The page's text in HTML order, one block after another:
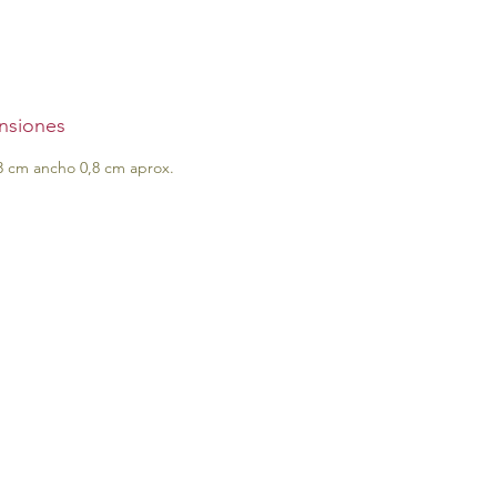
cm ancho 0,8 cm aprox.